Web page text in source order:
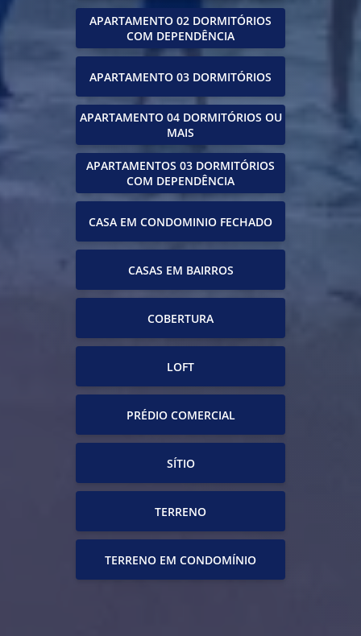
APARTAMENTO 02 DORMITÓRIOS
COM DEPENDÊNCIA
APARTAMENTO 03 DORMITÓRIOS
APARTAMENTO 04 DORMITÓRIOS OU
MAIS
APARTAMENTOS 03 DORMITÓRIOS
COM DEPENDÊNCIA
CASA EM CONDOMINIO FECHADO
CASAS EM BAIRROS
COBERTURA
LOFT
PRÉDIO COMERCIAL
SÍTIO
TERRENO
TERRENO EM CONDOMÍNIO